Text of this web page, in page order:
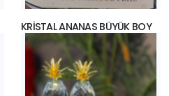
KRİSTAL ANANAS BÜYÜK BOY